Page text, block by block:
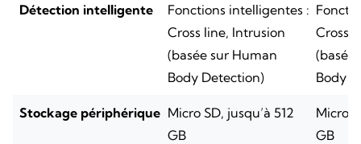
Détection intelligente
Fonctions intelligentes :
Cross line, Intrusion
(basée sur Human
Body Detection)
Cross
(basée
Body
Stockage périphérique Micro SD, jusqu’à 512
GB
Micro
GB